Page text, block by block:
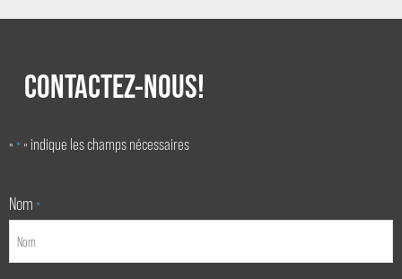
CONTACTEZ-NOUS!
« * » indique les champs nécessaires
Nom *